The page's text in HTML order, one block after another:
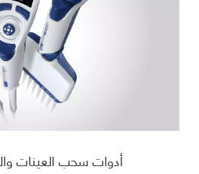
أدوات سحب العينات